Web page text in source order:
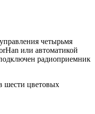
четырьмя
или автоматикой
радиоприемник
шести цветовых